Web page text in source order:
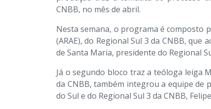
CNBB, no mês de abril.
Nesta semana, o programa é composto
(ARAE), do Regional Sul 3 da CNBB,
de Santa Maria, presidente do Regional
Já o segundo bloco traz a teóloga leiga
da CNBB, também integrou a equipe de
do Sul e do Regional Sul 3 da CNBB,